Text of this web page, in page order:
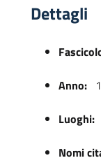
Dettagli
Anno:
Luoghi:
Nomi